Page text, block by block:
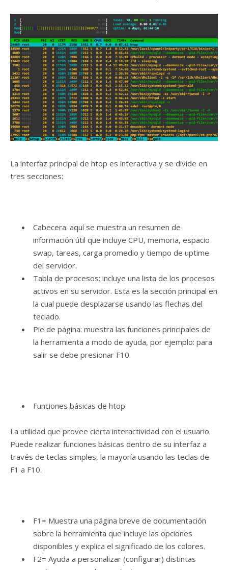
La interfaz principal de htop es interactiva y se divide en
tres secciones:
Cabecera: aquí se muestra un resumen de
información útil que incluye CPU, memoria, espacio
swap, tareas, carga promedio y tiempo de uptime
del servidor.
Tabla de procesos: incluye una lista de los procesos
activos en su servidor. Esta es la sección principal en
la cual puede desplazarse usando las flechas del
teclado.
Pie de página: muestra las funciones principales de
la herramienta a modo de ayuda, por ejemplo: para
salir se debe presionar F10.
Funciones básicas de htop.
La utilidad que provee cierta interactividad con el usuario.
Puede realizar funciones básicas dentro de su interfaz a
través de teclas simples, la mayoría usando las teclas de
F1 a F10.
F1= Muestra una página breve de documentación
sobre la herramienta que incluye las opciones
disponibles y explica el significado de los colores.
F2= Ayuda a personalizar (configurar) distintas